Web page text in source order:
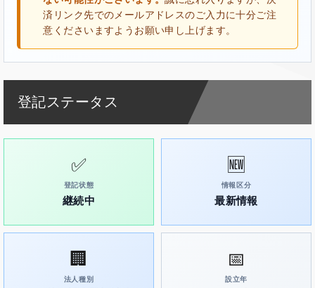
済リンク先でのメールアドレスのご入力に十分ご注
意くださいますようお願い申し上げます。
登記ステータス
✅
登記状態
継続中
🆕
情報区分
最新情報
🏢
法人種別
📅
設立年